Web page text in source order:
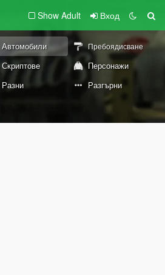
Show Adult Вход
Автомобили Пребоядисване
Скриптове
Персонажи
Разни Разгърни